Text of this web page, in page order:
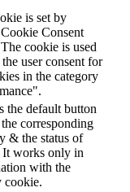
is set by
Consent
cookie is used
user consent for
in the category
the default button
corresponding
& the status of
works only in
with the
cookie.